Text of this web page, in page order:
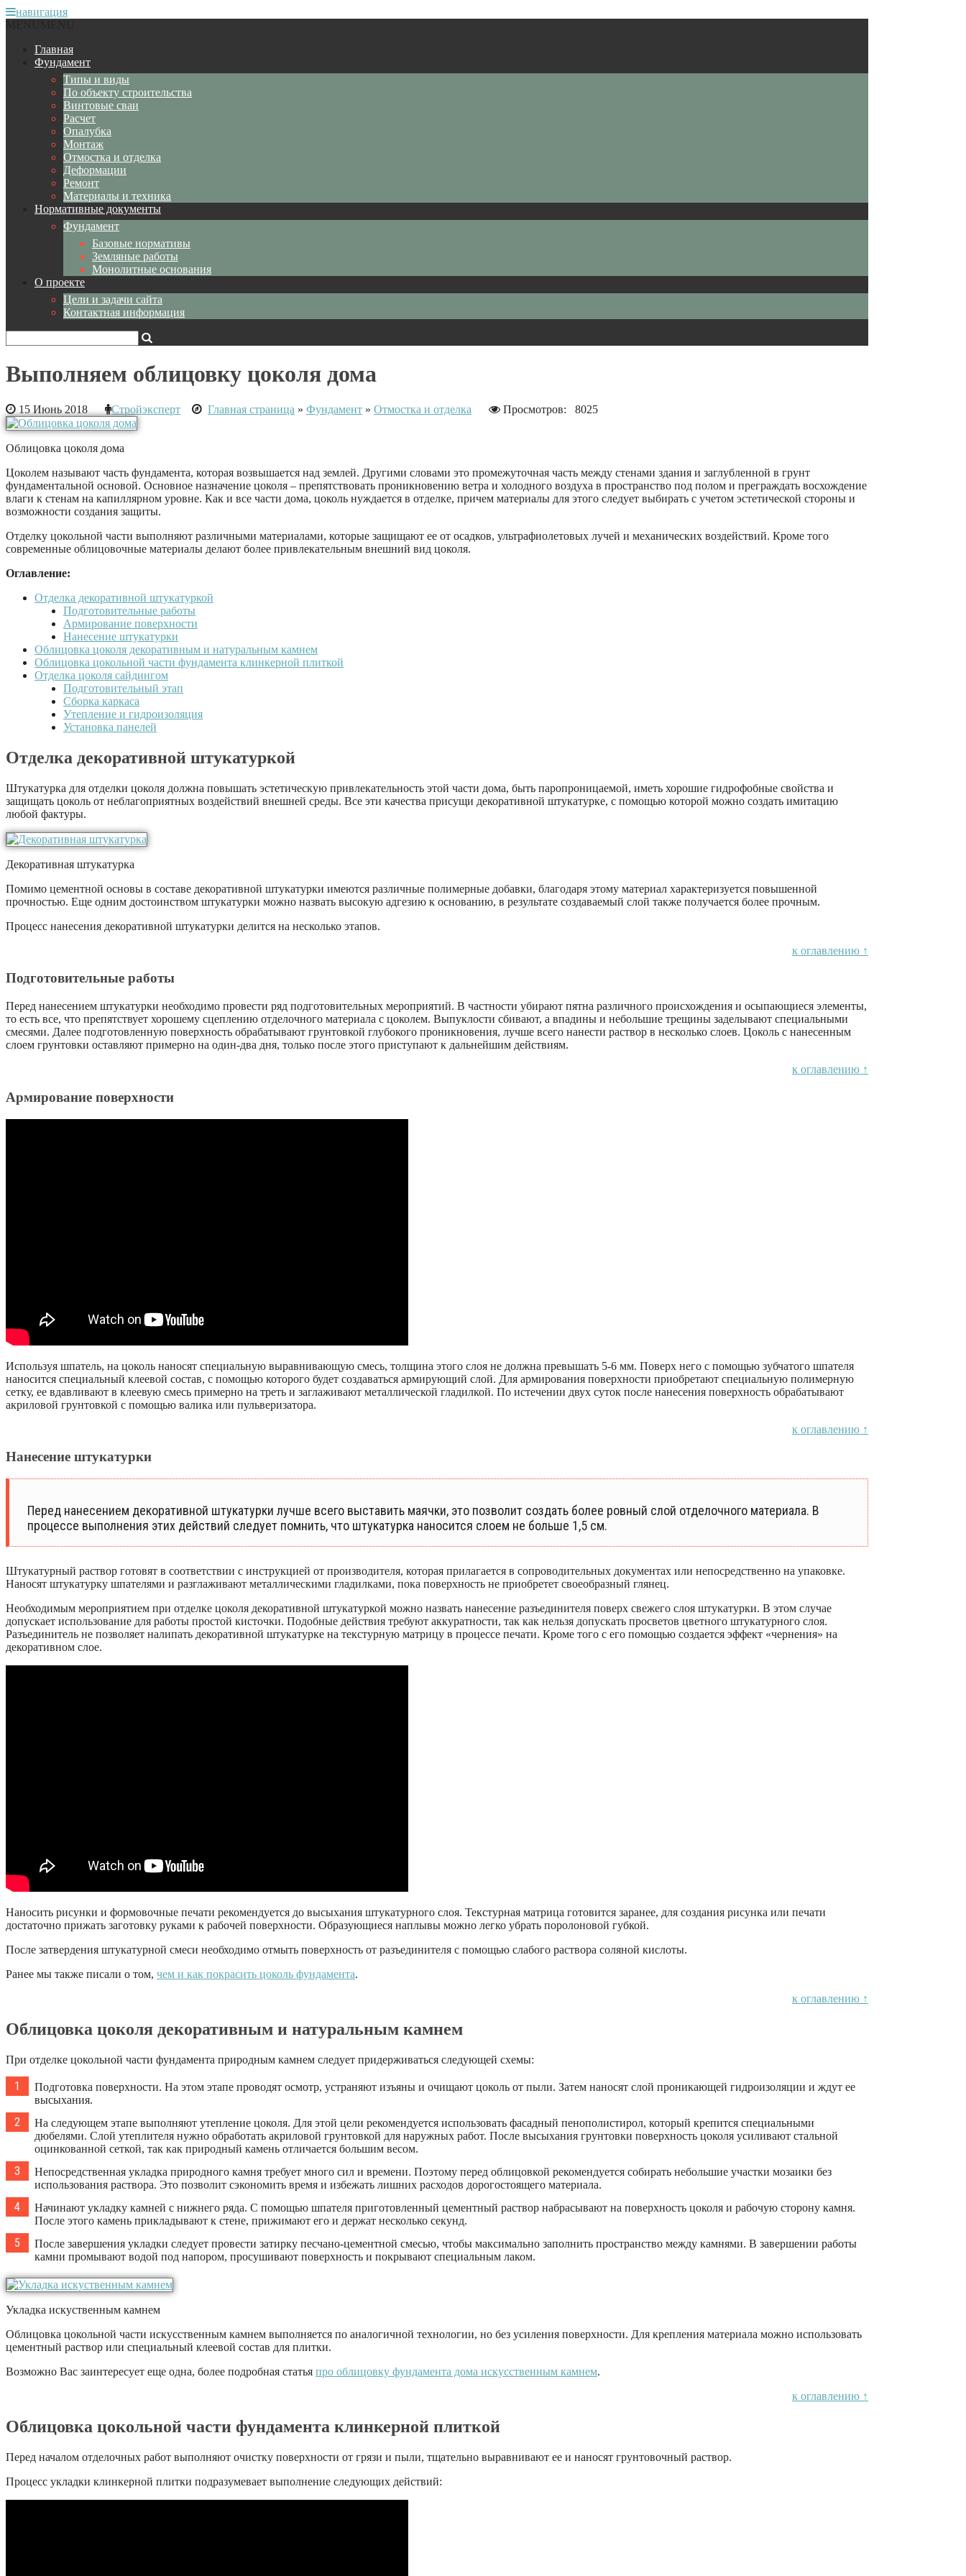
навигация
Главная
Фундамент
Типы и виды
По объекту строительства
Винтовые сваи
Расчет
Опалубка
Монтаж
Отмостка и отделка
Деформации
Ремонт
Материалы и техника
Нормативные документы
Фундамент
Базовые нормативы
Земляные работы
Монолитные основания
О проекте
Цели и задачи сайта
Контактная информация
Выполняем облицовку цоколя дома
15 Июнь 2018 Стройэксперт Главная страница » Фундамент » Отмостка и отделка Просмотров: 8025
Облицовка цоколя дома
Цоколем называют часть фундамента, которая возвышается над землей. Другими словами это промежуточная часть между стенами здания и заглубленной в грунт
фундаментальной основой. Основное назначение цоколя – препятствовать проникновению ветра и холодного воздуха в пространство под полом и преграждать восхождение
влаги к стенам на капиллярном уровне. Как и все части дома, цоколь нуждается в отделке, причем материалы для этого следует выбирать с учетом эстетической стороны и
возможности создания защиты.
Отделку цокольной части выполняют различными материалами, которые защищают ее от осадков, ультрафиолетовых лучей и механических воздействий. Кроме того
современные облицовочные материалы делают более привлекательным внешний вид цоколя.
Оглавление:
Отделка декоративной штукатуркой
Подготовительные работы
Армирование поверхности
Нанесение штукатурки
Облицовка цоколя декоративным и натуральным камнем
Облицовка цокольной части фундамента клинкерной плиткой
Отделка цоколя сайдингом
Подготовительный этап
Сборка каркаса
Утепление и гидроизоляция
Установка панелей
Отделка декоративной штукатуркой
Штукатурка для отделки цоколя должна повышать эстетическую привлекательность этой части дома, быть паропроницаемой, иметь хорошие гидрофобные свойства и
защищать цоколь от неблагоприятных воздействий внешней среды. Все эти качества присущи декоративной штукатурке, с помощью которой можно создать имитацию
любой фактуры.
Декоративная штукатурка
Помимо цементной основы в составе декоративной штукатурки имеются различные полимерные добавки, благодаря этому материал характеризуется повышенной
прочностью. Еще одним достоинством штукатурки можно назвать высокую адгезию к основанию, в результате создаваемый слой также получается более прочным.
Процесс нанесения декоративной штукатурки делится на несколько этапов.
к оглавлению ↑
Подготовительные работы
Перед нанесением штукатурки необходимо провести ряд подготовительных мероприятий. В частности убирают пятна различного происхождения и осыпающиеся элементы,
то есть все, что препятствует хорошему сцеплению отделочного материала с цоколем. Выпуклости сбивают, а впадины и небольшие трещины заделывают специальными
смесями. Далее подготовленную поверхность обрабатывают грунтовкой глубокого проникновения, лучше всего нанести раствор в несколько слоев. Цоколь с нанесенным
слоем грунтовки оставляют примерно на один-два дня, только после этого приступают к дальнейшим действиям.
к оглавлению ↑
Армирование поверхности
Используя шпатель, на цоколь наносят специальную выравнивающую смесь, толщина этого слоя не должна превышать 5-6 мм. Поверх него с помощью зубчатого шпателя
наносится специальный клеевой состав, с помощью которого будет создаваться армирующий слой. Для армирования поверхности приобретают специальную полимерную
сетку, ее вдавливают в клеевую смесь примерно на треть и заглаживают металлической гладилкой. По истечении двух суток после нанесения поверхность обрабатывают
акриловой грунтовкой с помощью валика или пульверизатора.
к оглавлению ↑
Нанесение штукатурки
Перед нанесением декоративной штукатурки лучше всего выставить маячки, это позволит создать более ровный слой отделочного материала. В
процессе выполнения этих действий следует помнить, что штукатурка наносится слоем не больше 1,5 см.
Штукатурный раствор готовят в соответствии с инструкцией от производителя, которая прилагается в сопроводительных документах или непосредственно на упаковке.
Наносят штукатурку шпателями и разглаживают металлическими гладилками, пока поверхность не приобретет своеобразный глянец.
Необходимым мероприятием при отделке цоколя декоративной штукатуркой можно назвать нанесение разъединителя поверх свежего слоя штукатурки. В этом случае
допускает использование для работы простой кисточки. Подобные действия требуют аккуратности, так как нельзя допускать просветов цветного штукатурного слоя.
Разъединитель не позволяет налипать декоративной штукатурке на текстурную матрицу в процессе печати. Кроме того с его помощью создается эффект «чернения» на
декоративном слое.
Наносить рисунки и формовочные печати рекомендуется до высыхания штукатурного слоя. Текстурная матрица готовится заранее, для создания рисунка или печати
достаточно прижать заготовку руками к рабочей поверхности. Образующиеся наплывы можно легко убрать поролоновой губкой.
После затвердения штукатурной смеси необходимо отмыть поверхность от разъединителя с помощью слабого раствора соляной кислоты.
Ранее мы также писали о том, чем и как покрасить цоколь фундамента.
к оглавлению ↑
Облицовка цоколя декоративным и натуральным камнем
При отделке цокольной части фундамента природным камнем следует придерживаться следующей схемы:
Подготовка поверхности. На этом этапе проводят осмотр, устраняют изъяны и очищают цоколь от пыли. Затем наносят слой проникающей гидроизоляции и ждут ее
высыхания.
На следующем этапе выполняют утепление цоколя. Для этой цели рекомендуется использовать фасадный пенополистирол, который крепится специальными
дюбелями. Слой утеплителя нужно обработать акриловой грунтовкой для наружных работ. После высыхания грунтовки поверхность цоколя усиливают стальной
оцинкованной сеткой, так как природный камень отличается большим весом.
Непосредственная укладка природного камня требует много сил и времени. Поэтому перед облицовкой рекомендуется собирать небольшие участки мозаики без
использования раствора. Это позволит сэкономить время и избежать лишних расходов дорогостоящего материала.
Начинают укладку камней с нижнего ряда. С помощью шпателя приготовленный цементный раствор набрасывают на поверхность цоколя и рабочую сторону камня.
После этого камень прикладывают к стене, прижимают его и держат несколько секунд.
После завершения укладки следует провести затирку песчано-цементной смесью, чтобы максимально заполнить пространство между камнями. В завершении работы
камни промывают водой под напором, просушивают поверхность и покрывают специальным лаком.
Укладка искуственным камнем
Облицовка цокольной части искусственным камнем выполняется по аналогичной технологии, но без усиления поверхности. Для крепления материала можно использовать
цементный раствор или специальный клеевой состав для плитки.
Возможно Вас заинтересует еще одна, более подробная статья про облицовку фундамента дома искусственным камнем.
к оглавлению ↑
Облицовка цокольной части фундамента клинкерной плиткой
Перед началом отделочных работ выполняют очистку поверхности от грязи и пыли, тщательно выравнивают ее и наносят грунтовочный раствор.
Процесс укладки клинкерной плитки подразумевает выполнение следующих действий: